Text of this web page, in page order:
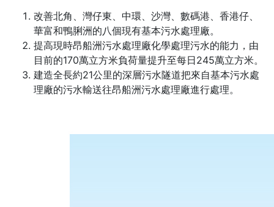
改善北角、灣仔東、中環、沙灣、數碼港、香港仔、
華富和鴨脷洲的八個現有基本污水處理廠。
提高現時昂船洲污水處理廠化學處理污水的能力，由
目前的170萬立方米負荷量提升至每日245萬立方米。
建造全長約21公里的深層污水隧道把來自基本污水處
理廠的污水輸送往昂船洲污水處理廠進行處理。